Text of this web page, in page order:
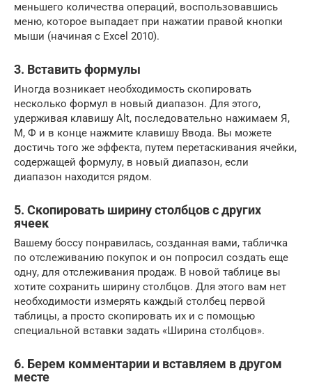
меньшего количества операций, воспользовавшись
меню, которое выпадает при нажатии правой кнопки
мыши (начиная с Excel 2010).
3. Вставить формулы
Иногда возникает необходимость скопировать
несколько формул в новый диапазон. Для этого,
удерживая клавишу Alt, последовательно нажимаем Я,
М, Ф и в конце нажмите клавишу Ввода. Вы можете
достичь того же эффекта, путем перетаскивания ячейки,
содержащей формулу, в новый диапазон, если
диапазон находится рядом.
5. Скопировать ширину столбцов с других
ячеек
Вашему боссу понравилась, созданная вами, табличка
по отслеживанию покупок и он попросил создать еще
одну, для отслеживания продаж. В новой таблице вы
хотите сохранить ширину столбцов. Для этого вам нет
необходимости измерять каждый столбец первой
таблицы, а просто скопировать их и с помощью
специальной вставки задать «Ширина столбцов».
6. Берем комментарии и вставляем в другом
месте